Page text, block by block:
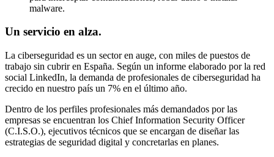
malware.
Un servicio en alza.
La ciberseguridad es un sector en auge, con miles de puestos de
trabajo sin cubrir en España. Según un informe elaborado por la red
social LinkedIn, la demanda de profesionales de ciberseguridad ha
crecido en nuestro país un 7% en el último año.
Dentro de los perfiles profesionales más demandados por las
empresas se encuentran los Chief Information Security Officer
(C.I.S.O.), ejecutivos técnicos que se encargan de diseñar las
estrategias de seguridad digital y concretarlas en planes.